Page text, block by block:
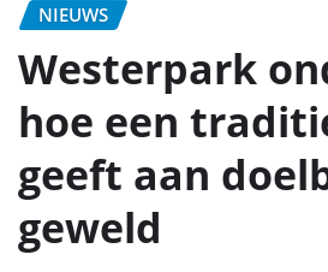
NIEUWS
Westerpark
hoe een
geeft aan
geweld